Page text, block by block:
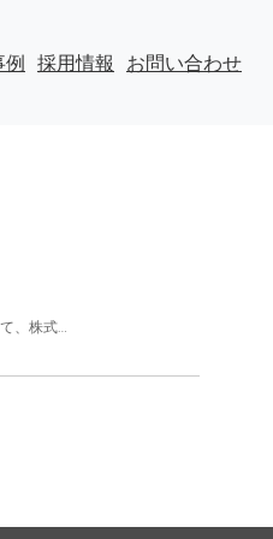
例 採用情報 お問い合わせ
、株式…